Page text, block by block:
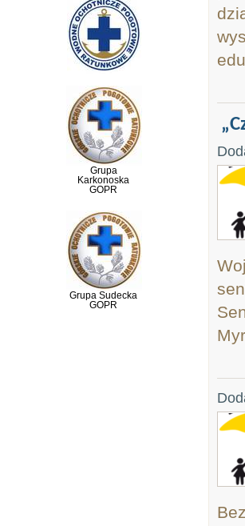
Grupa
Karkonoska
GOPR
Grupa Sudecka
GOPR